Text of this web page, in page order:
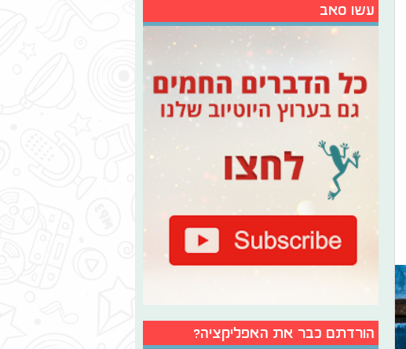
עשו סאב
הורדתם כבר את האפליקציה?